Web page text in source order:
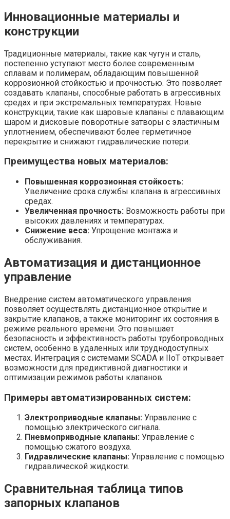
Инновационные материалы и
конструкции
Традиционные материалы, такие как чугун и сталь,
постепенно уступают место более современным
сплавам и полимерам, обладающим повышенной
коррозионной стойкостью и прочностью. Это позволяет
создавать клапаны, способные работать в агрессивных
средах и при экстремальных температурах. Новые
конструкции, такие как шаровые клапаны с плавающим
шаром и дисковые поворотные затворы с эластичным
уплотнением, обеспечивают более герметичное
перекрытие и снижают гидравлические потери.
Преимущества новых материалов:
Повышенная коррозионная стойкость:
Увеличение срока службы клапана в агрессивных
средах.
Увеличенная прочность: Возможность работы при
высоких давлениях и температурах.
Снижение веса: Упрощение монтажа и
обслуживания.
Автоматизация и дистанционное
управление
Внедрение систем автоматического управления
позволяет осуществлять дистанционное открытие и
закрытие клапанов, а также мониторинг их состояния в
режиме реального времени. Это повышает
безопасность и эффективность работы трубопроводных
систем, особенно в удаленных или труднодоступных
местах. Интеграция с системами SCADA и IIoT открывает
возможности для предиктивной диагностики и
оптимизации режимов работы клапанов.
Примеры автоматизированных систем:
Электроприводные клапаны: Управление с
помощью электрического сигнала.
Пневмоприводные клапаны: Управление с
помощью сжатого воздуха.
Гидравлические клапаны: Управление с помощью
гидравлической жидкости.
Сравнительная таблица типов
запорных клапанов